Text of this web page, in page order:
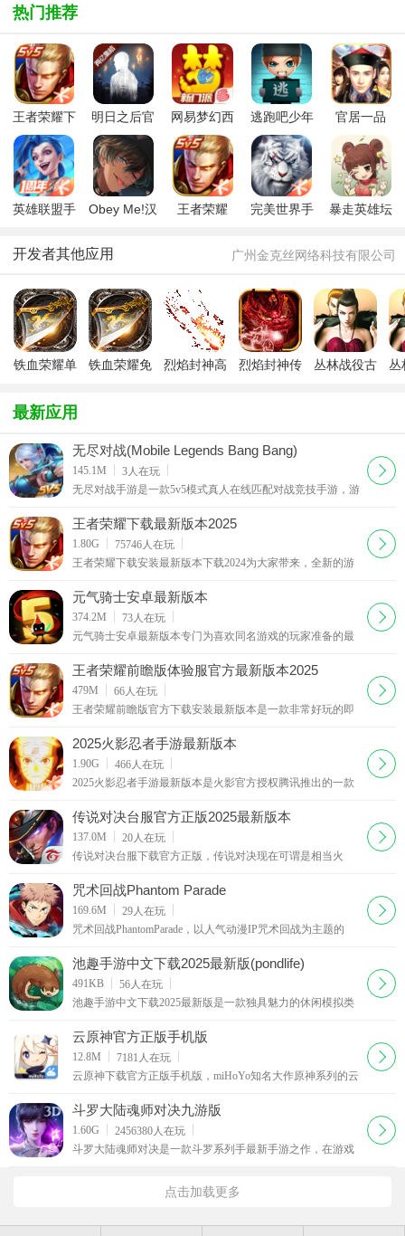
热门推荐
王者荣耀下
载最新版本
2025
明日之后官
方最新版
网易梦幻西
游手游
逃跑吧少年
正版2025最
新版
官居一品
2025最新版
英雄联盟手
2025最新版
Obey Me!汉
载2025
王者荣耀
完美世界手
暴走英雄坛
开发者其他应用 广州金克丝网络科技有限公司
铁血荣耀单
铁血荣耀免
烈焰封神高
烈焰封神传
丛林战役古
丛
最新应用
无尽对战(Mobile Legends Bang Bang)
145.1M 3 人在玩
无尽对战手游是一款5v5模式真人在线匹配对战竞技手游，游
控角色进行地图冒险，推塔模式，两阵营对战，团战
下载
王者荣耀下载最新版本2025
1.80G 75746 人在玩
王者荣耀下载安装最新版本下载2024为大家带来，全新的游
验。还有诸多新版本福利礼包等着大家，欢迎各位玩家下载
王者荣耀
下载
元气骑士安卓最新版本
374.2M 73 人在玩
元气骑士安卓最新版本专门为喜欢同名游戏的玩家准备的最
新的游戏内容等挑战，还有众多的全新活动，相信不少
下载
王者荣耀前瞻版体验服官方最新版本2025
479M 66 人在玩
王者荣耀前瞻版官方下载安装最新版本是一款非常好玩的即
前瞻各种全新内容，整个趣味性十足的挑战操作能够让你爱
下载
2025火影忍者手游最新版本
1.90G 466 人在玩
2025火影忍者手游最新版本是火影官方授权腾讯推出的一款
情，收集各种火影人物，还能操作自己喜欢的火影角
下载
传说对决台服官方正版2025最新版本
137.0M 20 人在玩
传说对决台服下载官方正版，传说对决现在可谓是相当火
免，在游戏人物和原画上有更强的表现形式，且游戏的环境
也更加舒服，不少的玩家都想体验！
下载
咒术回战Phantom Parade
169.6M 29 人在玩
咒术回战PhantomParade，以人气动漫IP咒术回战为主题的
咒。咒术回战PhantomParade游戏为大家带来全新的剧情体
下载
池趣手游中文下载2025最新版(pondlife)
491KB 56 人在玩
池趣手游中文下载2025最新版是一款独具魅力的休闲模拟类
解锁魔力鱼塘与缤纷水族馆，广泛收集淡水生物，精
下载
云原神官方正版手机版
12.8M 7181 人在玩
云原神下载官方正版手机版，miHoYo知名大作原神系列的云
家们的福利~云原神游戏客户端只有几十MB，只需要在联网
下载
斗罗大陆魂师对决九游版
1.60G 2456380 人在玩
斗罗大陆魂师对决是一款斗罗系列手最新手游之作，在游戏
下载
点击加载更多